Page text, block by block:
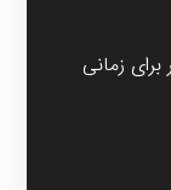
زمانی